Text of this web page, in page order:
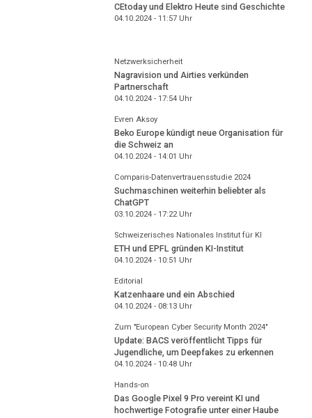
CEtoday und Elektro Heute sind Geschichte
04.10.2024 - 11:57Uhr
Netzwerksicherheit
Nagravision und Airties verkünden
Partnerschaft
04.10.2024 - 17:54Uhr
Evren Aksoy
Beko Europe kündigt neue Organisation für
die Schweiz an
04.10.2024 - 14:01 Uhr
Comparis-Datenvertrauensstudie 2024
Suchmaschinen weiterhin beliebter als
ChatGPT
03.10.2024 - 17:22Uhr
Schweizerisches Nationales Institut für KI
ETH und EPFL gründen KI-Institut
04.10.2024 - 10:51 Uhr
Editorial
Katzenhaare und ein Abschied
04.10.2024 - 08:13Uhr
Zum "European Cyber Security Month 2024"
Update: BACS veröffentlicht Tipps für
Jugendliche, um Deepfakes zu erkennen
04.10.2024 - 10:48Uhr
Hands-on
Das Google Pixel 9 Pro vereint KI und
hochwertige Fotografie unter einer Haube